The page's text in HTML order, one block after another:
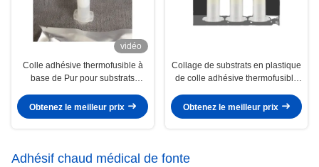
vidéo
Colle adhésive thermofusible à
base de Pur pour substrats
Obtenez le meilleur prix
Collage de substrats en plastique
de colle adhésive thermofusible
Obtenez le meilleur prix
Adhésif chaud médical de fonte